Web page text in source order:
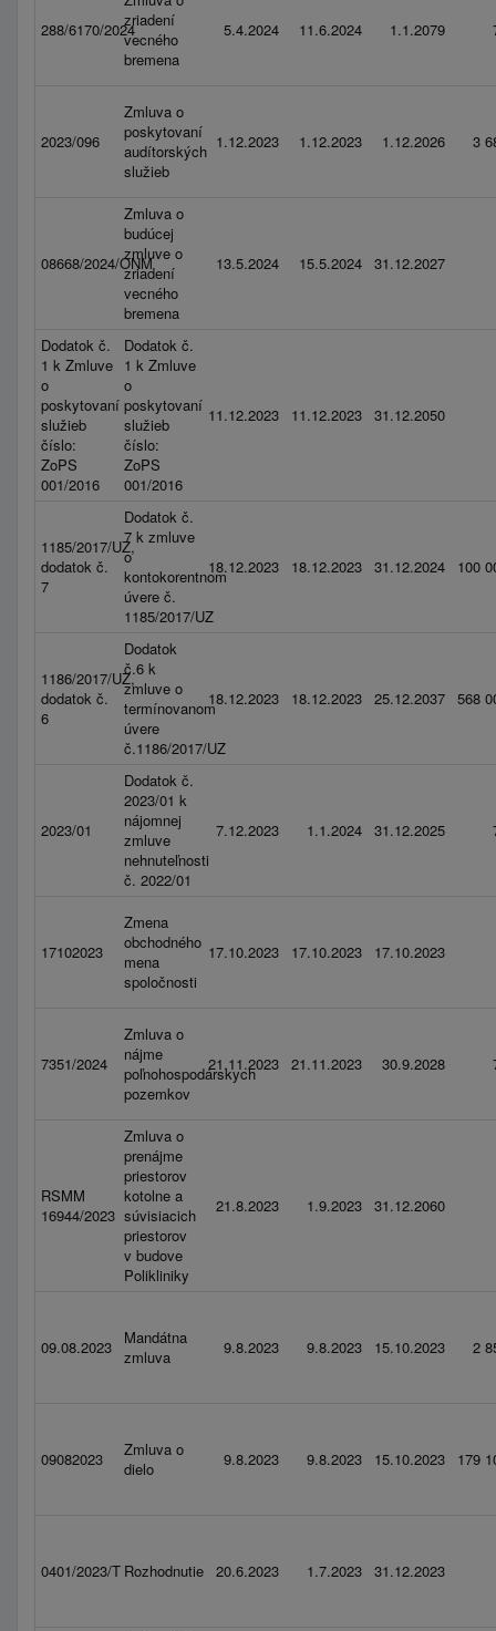
288/6170/2024zriadení
vecného
bremena
5.4.2024 11.6.2024 1.1.2079
2023/096
Zmluva o
poskytovaní
audítorských
služieb
1.12.2023 1.12.2023 1.12.2026 3
08668/2024/ONM
Zmluva o
budúcej
zmluve o
zriadení
vecného
bremena
13.5.2024 15.5.2024 31.12.2027
Dodatok č.
1 k Zmluve
o
poskytovaní
služieb
číslo:
ZoPS
001/2016
Dodatok č.
1 k Zmluve
o
poskytovaní
služieb
číslo:
ZoPS
001/2016
11.12.2023 11.12.2023 31.12.2050
1185/2017/UZ,
dodatok č.
7
Dodatok č.
7 k zmluve
o
kontokorentnom
úvere č.
1185/2017/UZ
18.12.2023 18.12.2023 31.12.2024 100
1186/2017/UZ,
dodatok č.
6
Dodatok
č.6 k
zmluve o
termínovanom
úvere
č.1186/2017/UZ
18.12.2023 18.12.2023 25.12.2037 568
2023/01
Dodatok č.
2023/01 k
nájomnej
zmluve
nehnuteľnosti
č. 2022/01
7.12.2023 1.1.2024 31.12.2025
17102023
Zmena
obchodného
mena
spoločnosti
17.10.2023 17.10.2023 17.10.2023
7351/2024
Zmluva o
nájme
poľnohospodárskych
pozemkov
21.11.2023 21.11.2023 30.9.2028
RSMM
16944/2023
Zmluva o
prenájme
priestorov
kotolne a
súvisiacich
priestorov
v budove
Polikliniky
21.8.2023 1.9.2023 31.12.2060
09.08.2023
Mandátna
zmluva
9.8.2023 9.8.2023 15.10.2023 2
09082023
Zmluva o
dielo
9.8.2023 9.8.2023 15.10.2023 179
0401/2023/T Rozhodnutie 20.6.2023 1.7.2023 31.12.2023